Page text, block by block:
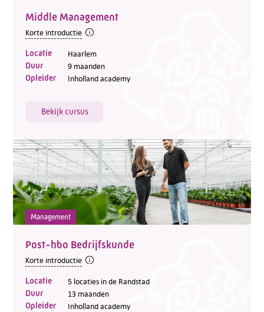
Telefoon:
E-mail:
info@kasgroeit.nl
Adviesgesprek
Contactformulier
Middle Management
Korte introductie
Locatie Haarlem
Duur 9 maanden
Opleider Inholland academy
Bekijk cursus
Management
Post-hbo Bedrijfskunde
Korte introductie
Locatie 5 locaties in de Randstad
Duur 13 maanden
Opleider Inholland academy